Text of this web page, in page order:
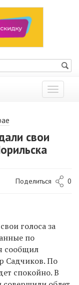
Показать
меню
свои
Поделиться 0
голоса за
по
сообщил
Садчиков. По
спокойно. В